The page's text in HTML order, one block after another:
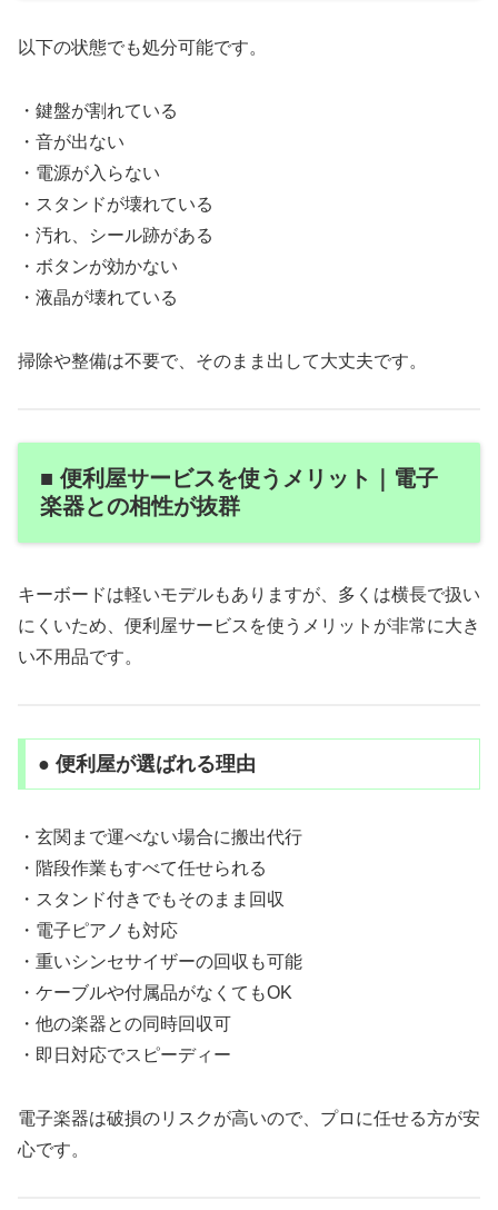
以下の状態でも処分可能です。
・鍵盤が割れている
・音が出ない
・電源が入らない
・スタンドが壊れている
・汚れ、シール跡がある
・ボタンが効かない
・液晶が壊れている
掃除や整備は不要で、そのまま出して大丈夫です。
■ 便利屋サービスを使うメリット｜電子
楽器との相性が抜群
キーボードは軽いモデルもありますが、多くは横長で扱い
にくいため、便利屋サービスを使うメリットが非常に大き
い不用品です。
● 便利屋が選ばれる理由
・玄関まで運べない場合に搬出代行
・階段作業もすべて任せられる
・スタンド付きでもそのまま回収
・電子ピアノも対応
・重いシンセサイザーの回収も可能
・ケーブルや付属品がなくてもOK
・他の楽器との同時回収可
・即日対応でスピーディー
電子楽器は破損のリスクが高いので、プロに任せる方が安
心です。